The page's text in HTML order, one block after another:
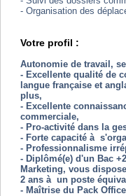
- Organisation des
Votre profil :
Autonomie de travail,
- Excellente qualité de
langue française et
plus,
- Excellente
commerciale,
- Pro-activité dans la
- Forte capacité à
- Professionnalisme
- Diplômé(e) d'un Bac
Marketing, vous
2 ans à un poste
- Maîtrise du Pack